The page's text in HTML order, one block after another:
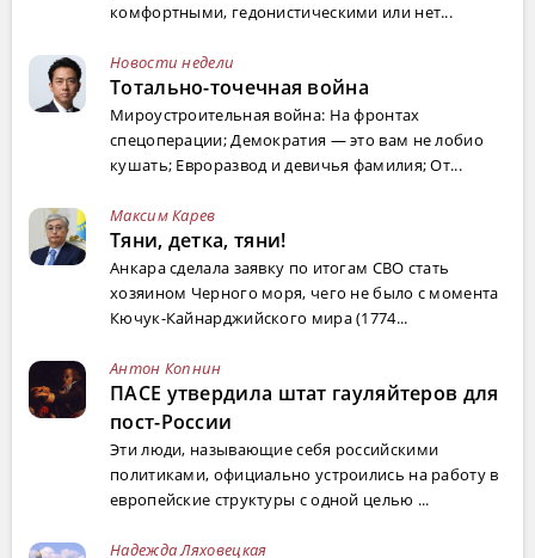
комфортными, гедонистическими или нет...
Новости недели
Тотально-точечная война
Мироустроительная война: На фронтах
спецоперации; Демократия — это вам не лобио
кушать; Евроразвод и девичья фамилия; От...
Максим Карев
Тяни, детка, тяни!
Анкара сделала заявку по итогам СВО стать
хозяином Черного моря, чего не было с момента
Кючук-Кайнарджийского мира (1774...
Антон Копнин
ПАСЕ утвердила штат гауляйтеров для
пост-России
Эти люди, называющие себя российскими
политиками, официально устроились на работу в
европейские структуры с одной целью ...
Надежда Ляховецкая